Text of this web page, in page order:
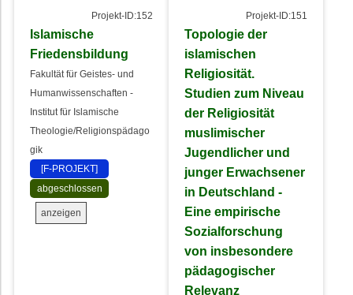
Projekt-ID:152
Islamische
Friedensbildung
Fakultät für Geistes- und
Humanwissenschaften -
Institut für Islamische
Theologie/Religionspädago
gik
[F-PROJEKT]
abgeschlossen
anzeigen
Projekt-ID:151
Topologie der
islamischen
Religiosität.
Studien zum Niveau
der Religiosität
muslimischer
Jugendlicher und
junger Erwachsener
in Deutschland -
Eine empirische
Sozialforschung
von insbesondere
pädagogischer
Relevanz